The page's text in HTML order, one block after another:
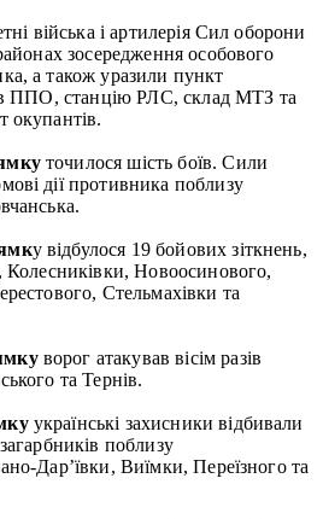
війська і артилерія Сил оборони
зосередження особового
а також уразили пункт
ППО, станцію РЛС, склад МТЗ та
окупантів.
точилося шість боїв. Сили
дії противника поблизу
у відбулося 19 бойових зіткнень,
Колесниківки, Новоосинового,
Стельмахівки та
ворог атакував вісім разів
та Тернів.
українські захисники відбивали
поблизу
Дар’ївки, Виїмки, Переїзного та